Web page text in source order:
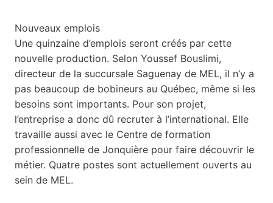
Nouveaux emplois
Une quinzaine d’emplois seront créés par cette
nouvelle production. Selon Youssef Bouslimi,
directeur de la succursale Saguenay de MEL, il n’y a
pas beaucoup de bobineurs au Québec, même si les
besoins sont importants. Pour son projet,
l’entreprise a donc dû recruter à l’international. Elle
travaille aussi avec le Centre de formation
professionnelle de Jonquière pour faire découvrir le
métier. Quatre postes sont actuellement ouverts au
sein de MEL.